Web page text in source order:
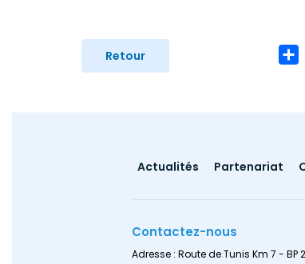
Retour
Footer
Actualités Partenariat
Contactez-nous
Adresse : Route de Tunis Km 7 -